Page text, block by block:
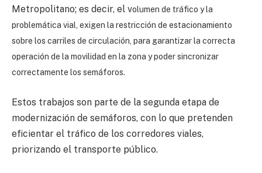
Metropolitano; es decir, el volumen de tráfico y la
problemática vial, exigen la restricción de estacionamiento
sobre los carriles de circulación, para garantizar la correcta
operación de la movilidad en la zona y poder sincronizar
correctamente los semáforos.
Estos trabajos son parte de la segunda etapa de
modernización de semáforos, con lo que pretenden
eficientar el tráfico de los corredores viales,
priorizando el transporte público.